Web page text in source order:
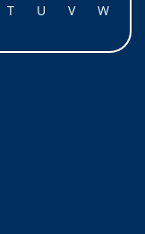
T U V
W